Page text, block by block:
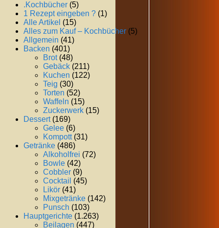
.Kochbücher (5)
1 Rezept eingeben ? (1)
Alle Artikel (15)
Alles zum Kauf – Kochbücher (5)
Allgemein (41)
Backen (401)
Brot(48)
Gebäck (211)
Kuchen (122)
Teig (30)
Torten (52)
Waffeln (15)
Zuckerwerk (15)
Dessert(169)
Gelee (6)
Kompott(31)
Getränke (486)
Alkoholfrei (72)
Bowle (42)
Cobbler (9)
Cocktail (45)
Likör (41)
Mixgetränke (142)
Punsch (103)
Hauptgerichte (1.263)
Beilagen (447)